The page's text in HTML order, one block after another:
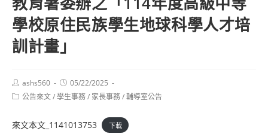
學校原住民族學生地球科學人才培
訓計畫」
Post
author:
ashs560
Post
published:
05/22/2025
Post公告來文/學生事務/ 家長事務/輔導室公告
來文本文_1141013753 下載